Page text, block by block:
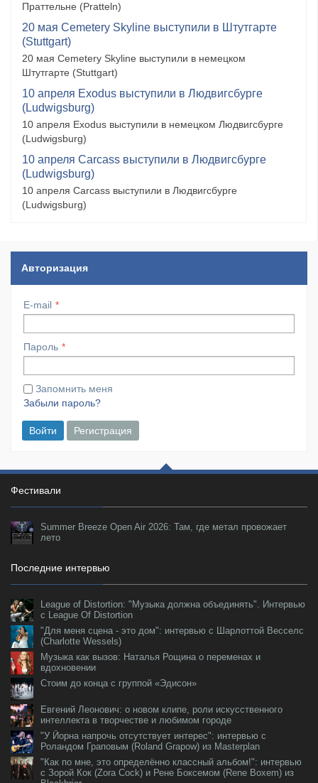
Праттельне (Pratteln)
20 мая Cemetery Skyline выступили в Штутгарте
(Stuttgart)
20 мая Cemetery Skyline выступили в немецком
Штутгарте (Stuttgart)
10 апреля Exodus выступили в Людвигсбурге
(Ludwigsburg)
10 апреля Exodus выступили в немецком Людвигсбурге
(Ludwigsburg)
10 апреля Carcass выступили в Людвигсбурге
(Ludwigsburg)
10 апреля Carcass выступили в Людвигсбурге
(Ludwigsburg)
Авторизация
E-mail
Пароль
Запомнить меня
Забыли пароль?
Войти Регистрация
Фестивали
Summer Breeze Open Air 2026: Там, где метал провожает
лето
Последние интервью
League of Distortion: "Музыка должна объединять". Интервью
с League Of Distortion
"Для меня сцена - это дом": интервью с Шарлоттой Весселс
(Charlotte Wessels)
Музыка как вызов: Наталья Рощина о переменах и
вдохновении
Стоим до конца с группой «Эдисон»
Евгений Леонович: о новом клипе, роли искусственного
интеллекта в творчестве и любимом городе
"У Йорна напрочь отсутствует интерес": интервью с
Роландом Граповым (Roland Grapow) из Masterplan
"Как по мне, это определённо классный альбом!": интервью
с Зорой Кок (Zora Cock) и Рене Боксемом (Rene Boxem) из